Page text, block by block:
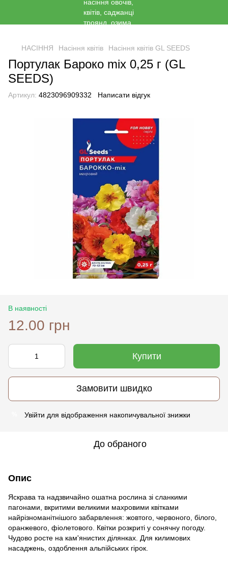
НАСІННЯ Насіння квітів Насіння квітів GL SEEDS
Портулак Бароко mix 0,25 г (GL
SEEDS)
Артикул: 4823096909332 Написати відгук
В наявності
12.00 грн
Купити
Замовити швидко
Увійти для відображення накопичувальної знижки
До обраного
Опис
Яскрава та надзвичайно ошатна рослина зі сланкими
пагонами, вкритими великими махровими квітками
найрізноманітнішого забарвлення: жовтого, червоного, білого,
оранжевого, фіолетового. Квітки розкриті у сонячну погоду.
Чудово росте на кам'янистих ділянках. Для килимових
насаджень, оздоблення альпійських гірок.